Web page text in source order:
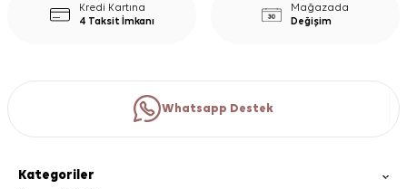
Kredi Kartına
4 Taksit İmkanı
Mağazada
Değişim
Whatsapp Destek
Kategoriler